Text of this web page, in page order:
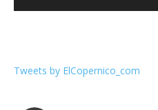
Tweets by ElCopernico_com